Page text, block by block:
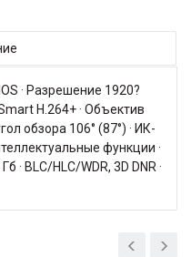
· Разрешение 1920?
H.264+ · Объектив
обзора 106° (87°) · ИК-
функции ·
· BLC/HLC/WDR, 3D DNR ·